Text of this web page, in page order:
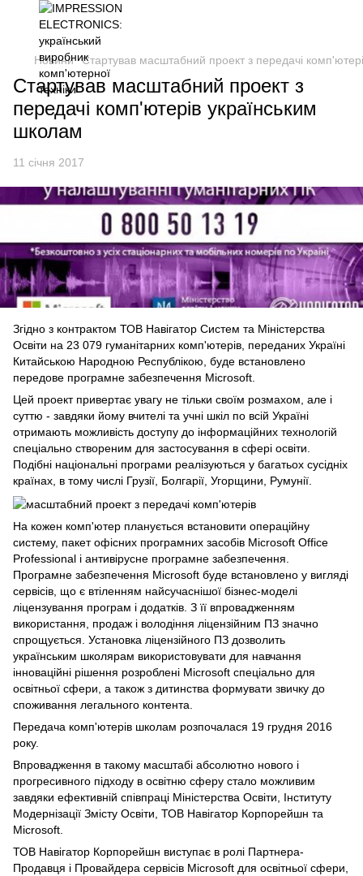
Новини Стартував масштабний проект з передачі
Стартував масштабний проект з
передачі комп'ютерів українським
школам
11 січня 2017
Згідно з контрактом ТОВ Навігатор Систем та Міністерства
Освіти на 23 079 гуманітарних комп'ютерів, переданих Україні
Китайською Народною Республікою, буде встановлено
передове програмне забезпечення Microsoft.
Цей проект привертає увагу не тільки своїм розмахом, але і
суттю - завдяки йому вчителі та учні шкіл по всій Україні
отримають можливість доступу до інформаційних технологій
спеціально створеним для застосування в сфері освіти.
Подібні національні програми реалізуються у багатьох сусідніх
країнах, в тому числі Грузії, Болгарії, Угорщини, Румунії.
На кожен комп'ютер планується встановити операційну
систему, пакет офісних програмних засобів Microsoft Office
Professional і антивірусне програмне забезпечення.
Програмне забезпечення Microsoft буде встановлено у вигляді
сервісів, що є втіленням найсучаснішої бізнес-моделі
ліцензування програм і додатків. З її впровадженням
використання, продаж і володіння ліцензійним ПЗ значно
спрощується. Установка ліцензійного ПЗ дозволить
українським школярам використовувати для навчання
інноваційні рішення розроблені Microsoft спеціально для
освітньої сфери, а також з дитинства формувати звичку до
споживання легального контента.
Передача комп'ютерів школам розпочалася 19 грудня 2016
року.
Впровадження в такому масштабі абсолютно нового і
прогресивного підходу в освітню сферу стало можливим
завдяки ефективній співпраці Міністерства Освіти, Інституту
Модернізації Змісту Освіти, ТОВ Навігатор Корпорейшн та
Microsoft.
ТОВ Навігатор Корпорейшн виступає в ролі Партнера-
Продавця і Провайдера сервісів Microsoft для освітньої сфери,